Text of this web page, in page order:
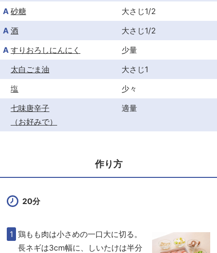
A 砂糖
大さじ1/2
A 酒
大さじ1/2
A すりおろしにんにく
少量
太白ごま油
大さじ1
塩
少々
七味唐辛子
（お好みで）
適量
作り方
20分
鶏もも肉は小さめの一口大に切る。
長ネギは3cm幅に、しいたけは半分